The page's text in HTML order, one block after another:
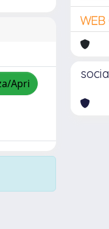
Apri